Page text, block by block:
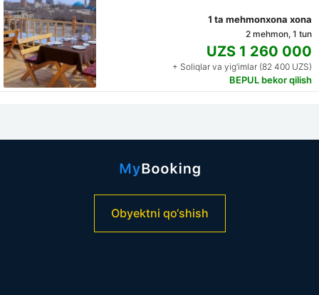
1 ta mehmonxona xona
2 mehmon, 1 tun
UZS 1 260 000
+ Soliqlar va yig‘imlar (82 400 UZS)
BEPUL bekor qilish
Obyektni qo‘shish